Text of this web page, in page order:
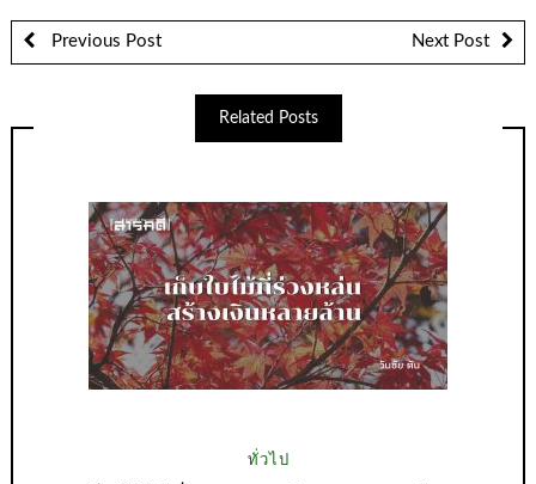
Previous Post Next Post
Related Posts
ทั่วไป